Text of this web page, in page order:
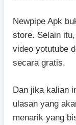
Newpipe Apk
store. Selain
video yotutube
secara gratis.
Dan jika kalian
ulasan yang
menarik yang